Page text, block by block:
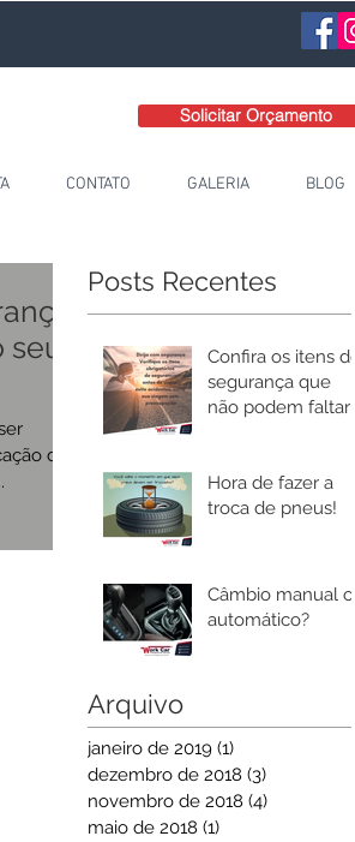
CONTATO GALERIA BLOG
Solicitar Orçamento
dos
Posts Recentes
Confira os itens de
segurança que
não podem faltar
Hora de fazer a
troca de pneus!
Câmbio manual ou
automático?
Arquivo
janeiro de 2019 (1)
dezembro de 2018 (3)
novembro de 2018 (4)
maio de 2018 (1)